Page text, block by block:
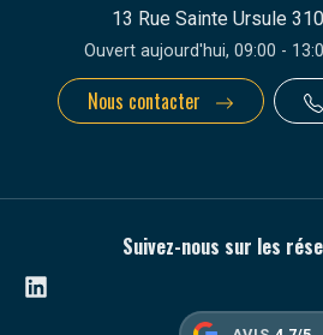
13 Rue Sainte Ursule
Ouvert aujourd'hui, 09:00 -
Nous contacter
Suivez-nous sur les